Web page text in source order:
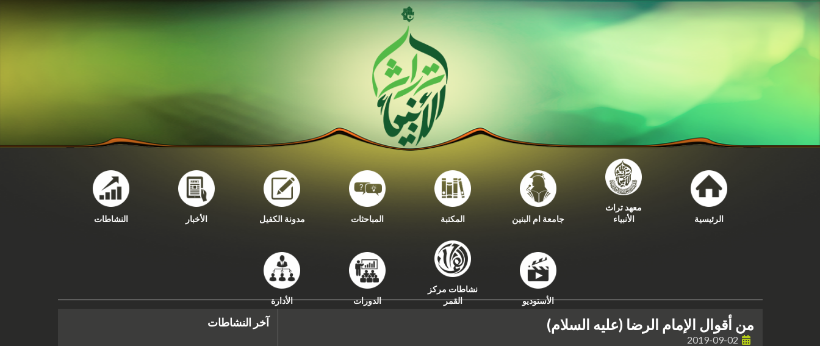
الرئيسية
معهد تراث
الأنبياء
جامعة ام البنين المكتبة المباحثات مدونة الكفيل الأخبار النشاطات
الأستوديو
نشاطات مركز
القمر
الدورات الأدارة
من أقوال الإمام الرضا (عليه السلام)
2019-09-02
آخر النشاطات